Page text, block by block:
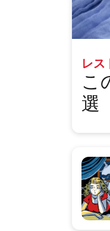
レス
こ
選